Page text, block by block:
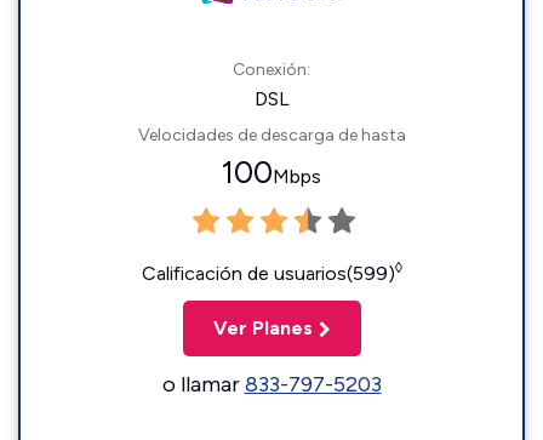
Conexión:
DSL
Velocidades de descarga de hasta
100Mbps
Calificación de usuarios(599)◊
Ver Planes
o llamar833-797-5203